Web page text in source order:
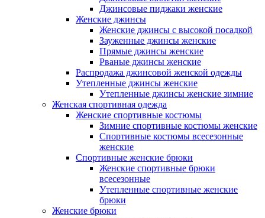
Джинсовые пиджаки женские
Женские джинсы
Женские джинсы с высокой посадкой
Зауженные джинсы женские
Прямые джинсы женские
Рваные джинсы женские
Распродажа джинсовой женской одежды
Утепленные джинсы женские
Утепленные джинсы женские зимние
Женская спортивная одежда
Женские спортивные костюмы
Зимние спортивные костюмы женские
Спортивные костюмы всесезонные
женские
Спортивные женские брюки
Женские спортивные брюки
всесезонные
Утепленные спортивные женские
брюки
Женские брюки